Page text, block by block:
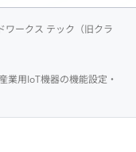
ワークス テック（旧クラ
業用IoT機器の機能設定・